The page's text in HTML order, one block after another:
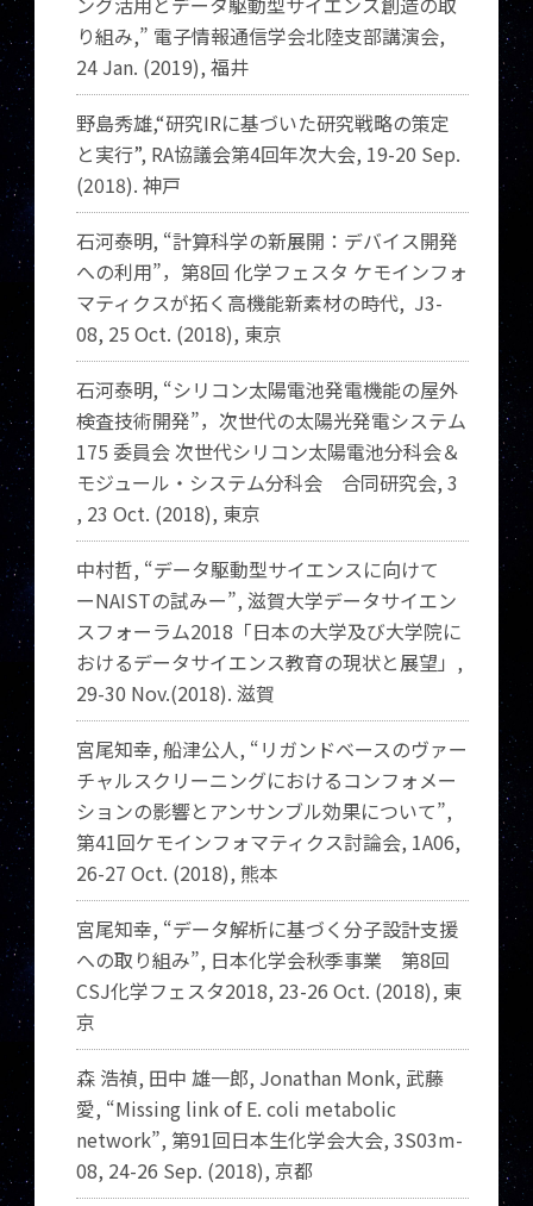
り組み,” 電子情報通信学会北陸支部講演会,
24 Jan. (2019), 福井
野島秀雄,“研究IRに基づいた研究戦略の策定
と実行”, RA協議会第4回年次大会, 19-20 Sep.
(2018).神戸
石河泰明, “計算科学の新展開：デバイス開発
への利用”，第8回 化学フェスタ ケモインフォ
マティクスが拓く高機能新素材の時代, J3-
08, 25 Oct. (2018), 東京
石河泰明, “シリコン太陽電池発電機能の屋外
検査技術開発”，次世代の太陽光発電システム
175 委員会 次世代シリコン太陽電池分科会＆
モジュール・システム分科会 合同研究会, 3
, 23 Oct. (2018), 東京
中村哲, “データ駆動型サイエンスに向けて
ーNAISTの試みー”, 滋賀大学データサイエン
スフォーラム2018「日本の大学及び大学院に
おけるデータサイエンス教育の現状と展望」,
29-30 Nov.(2018). 滋賀
宮尾知幸, 船津公人, “リガンドベースのヴァー
チャルスクリーニングにおけるコンフォメー
ションの影響とアンサンブル効果について”,
第41回ケモインフォマティクス討論会, 1A06,
26-27 Oct. (2018), 熊本
宮尾知幸, “データ解析に基づく分子設計支援
への取り組み”, 日本化学会秋季事業 第8回
CSJ化学フェスタ2018, 23-26 Oct. (2018), 東
京
森 浩禎, 田中 雄一郎, Jonathan Monk, 武藤
愛, “Missing link of E. coli metabolic
network”, 第91回日本生化学会大会, 3S03m-
08, 24-26 Sep. (2018), 京都